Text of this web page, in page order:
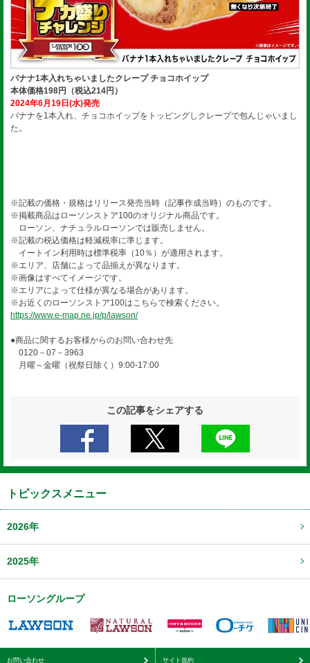
バナナ1本入れちゃいましたクレープ チョコホイップ
本体価格198円（税込214円）
2024年6月19日(水)発売
バナナを1本入れ、チョコホイップをトッピングしクレープで包んじゃいまし
た。
※記載の価格・規格はリリース発売当時（記事作成当時）のものです。
※掲載商品はローソンストア100のオリジナル商品です。
ローソン、ナチュラルローソンでは販売しません。
※記載の税込価格は軽減税率に準じます。
イートイン利用時は標準税率（10％）が適用されます。
※エリア、店舗によって品揃えが異なります。
※画像はすべてイメージです。
※エリアによって仕様が異なる場合があります。
※お近くのローソンストア100はこちらで検索ください。
https://www.e-map.ne.jp/p/lawson/
●商品に関するお客様からのお問い合わせ先
0120－07－3963
月曜～金曜（祝祭日除く）9:00-17:00
この記事をシェアする
トピックスメニュー
2026年
2025年
ローソングループ
お問い合わせ サイト規約